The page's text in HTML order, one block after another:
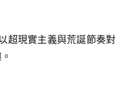
超現實主義與荒誕節奏對